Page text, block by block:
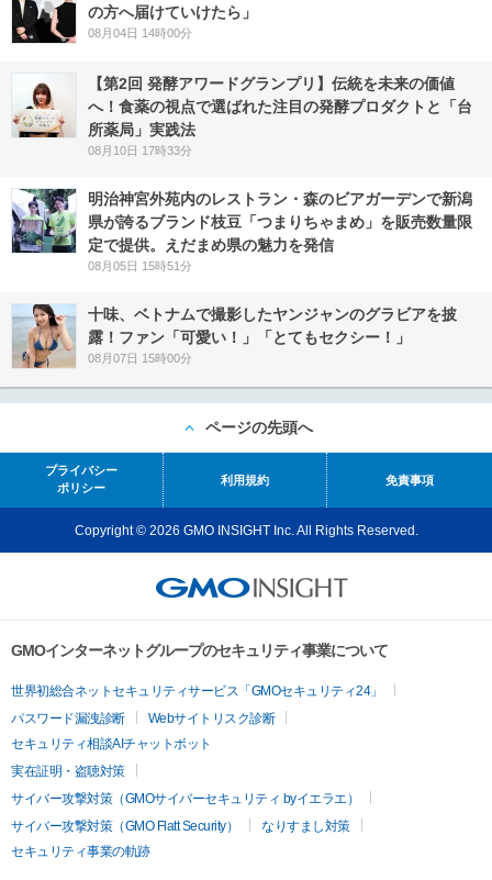
の方へ届けていけたら」
08月04日 14時00分
【第2回 発酵アワードグランプリ】伝統を未来の価値
へ！食薬の視点で選ばれた注目の発酵プロダクトと「台
所薬局」実践法
08月10日 17時33分
明治神宮外苑内のレストラン・森のビアガーデンで新潟
県が誇るブランド枝豆「つまりちゃまめ」を販売数量限
定で提供。えだまめ県の魅力を発信
08月05日 15時51分
十味、ベトナムで撮影したヤンジャンのグラビアを披
露！ファン「可愛い！」「とてもセクシー！」
08月07日 15時00分
ページの先頭へ
プライバシー
ポリシー
利用規約 免責事項
Copyright © 2026 GMO INSIGHT Inc. All Rights Reserved.
GMOインターネットグループのセキュリティ事業について
世界初総合ネットセキュリティサービス「GMOセキュリティ24」
パスワード漏洩診断
Webサイトリスク診断
セキュリティ相談AIチャットボット
実在証明・盗聴対策
サイバー攻撃対策（GMOサイバーセキュリティ byイエラエ）
サイバー攻撃対策（GMO Flatt Security）
なりすまし対策
セキュリティ事業の軌跡